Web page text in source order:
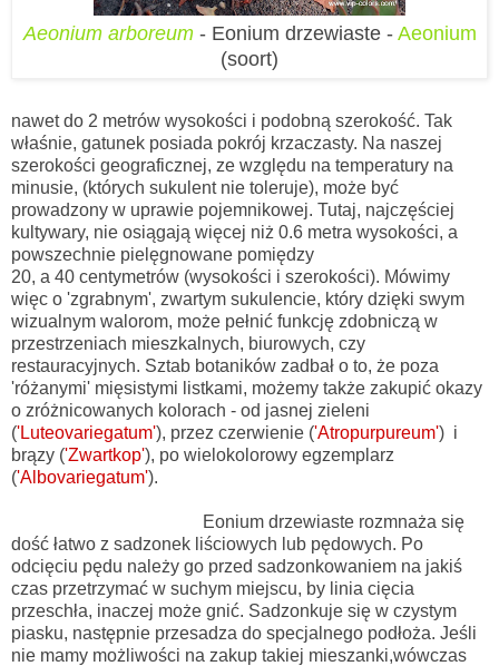
Aeonium arboreum - Eonium drzewiaste - Aeonium
(soort)
nawet do 2 metrów wysokości i podobną szerokość. Tak
właśnie, gatunek posiada pokrój krzaczasty. Na naszej
szerokości geograficznej, ze względu na temperatury na
minusie, (których sukulent nie toleruje), może być
prowadzony w uprawie pojemnikowej. Tutaj, najczęściej
kultywary, nie osiągają więcej niż 0.6 metra wysokości, a
powszechnie pielęgnowane pomiędzy
20, a 40 centymetrów (wysokości i szerokości). Mówimy
więc o 'zgrabnym', zwartym sukulencie, który dzięki swym
wizualnym walorom, może pełnić funkcję zdobniczą w
przestrzeniach mieszkalnych, biurowych, czy
restauracyjnych. Sztab botaników zadbał o to, że poza
'różanymi' mięsistymi listkami, możemy także zakupić okazy
o zróżnicowanych kolorach - od jasnej zieleni
('Luteovariegatum'), przez czerwienie ('Atropurpureum') i
brązy ('Zwartkop'), po wielokolorowy egzemplarz
('Albovariegatum').
Eonium drzewiaste rozmnaża się
dość łatwo z sadzonek liściowych lub pędowych. Po
odcięciu pędu należy go przed sadzonkowaniem na jakiś
czas przetrzymać w suchym miejscu, by linia cięcia
przeschła, inaczej może gnić. Sadzonkuje się w czystym
piasku, następnie przesadza do specjalnego podłoża. Jeśli
nie mamy możliwości na zakup takiej mieszanki,wówczas